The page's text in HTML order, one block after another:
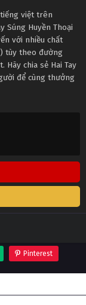
tiếng việt trên
Súng Huyền Thoại
với nhiều chất
tùy theo đường
chia sẻ Hai Tay
để cùng thưởng
Pinterest